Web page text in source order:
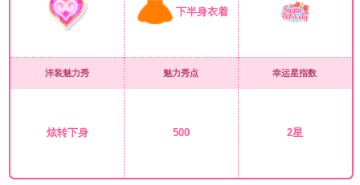
下半身衣着
洋装魅力秀
炫转下身
魅力秀点
500
幸运星指数
2星